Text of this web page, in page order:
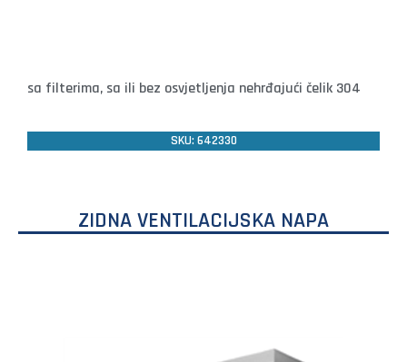
sa filterima, sa ili bez osvjetljenja nehrđajući čelik 304
SKU: 642330
ZIDNA VENTILACIJSKA NAPA